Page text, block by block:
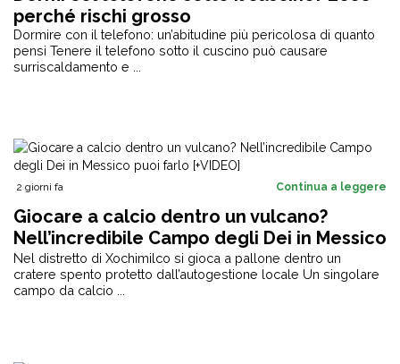
perché rischi grosso
Dormire con il telefono: un’abitudine più pericolosa di quanto
pensi Tenere il telefono sotto il cuscino può causare
surriscaldamento e ...
2 giorni fa Continua a leggere
Giocare a calcio dentro un vulcano?
Nell’incredibile Campo degli Dei in Messico
puoi farlo [+VIDEO]
Nel distretto di Xochimilco si gioca a pallone dentro un
cratere spento protetto dall’autogestione locale Un singolare
campo da calcio ...